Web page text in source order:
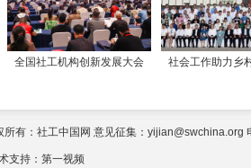
全国社工机构创新发展大会 社会工作助力乡
有：社工中国网 意见征集：yijian@swchina.org
持： 第一视频